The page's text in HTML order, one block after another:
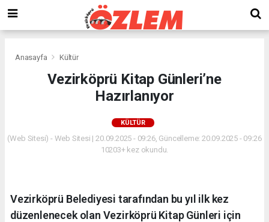
Anasayfa Kültür
Vezirköprü Kitap Günleri’ne
Hazırlanıyor
KÜLTÜR
(Web Sitesi) - Web Sitesi | 20.09.2025 - 09:26, Güncelleme: 20.09.2025 - 09:26
10203+ kez okundu.
Vezirköprü Belediyesi tarafından bu yıl ilk kez
düzenlenecek olan Vezirköprü Kitap Günleri için